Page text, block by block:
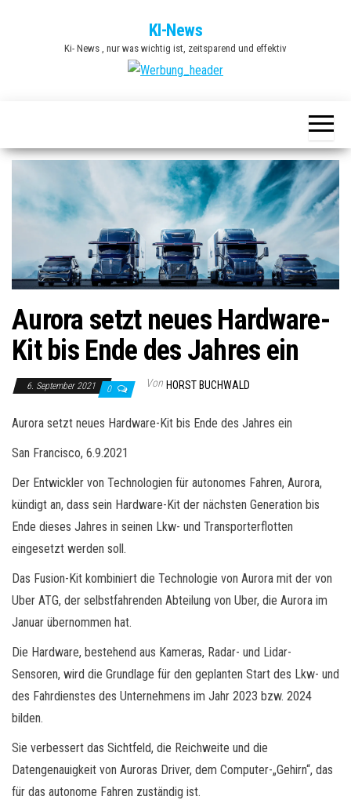
KI-News
Ki- News , nur was wichtig ist, zeitsparend und effektiv
Aurora setzt neues Hardware-
Kit bis Ende des Jahres ein
6. September 2021 0 Von HORST BUCHWALD
Aurora setzt neues Hardware-Kit bis Ende des Jahres ein
San Francisco, 6.9.2021
Der Entwickler von Technologien für autonomes Fahren, Aurora,
kündigt an, dass sein Hardware-Kit der nächsten Generation bis
Ende dieses Jahres in seinen Lkw- und Transporterflotten
eingesetzt werden soll.
Das Fusion-Kit kombiniert die Technologie von Aurora mit der von
Uber ATG, der selbstfahrenden Abteilung von Uber, die Aurora im
Januar übernommen hat.
Die Hardware, bestehend aus Kameras, Radar- und Lidar-
Sensoren, wird die Grundlage für den geplanten Start des Lkw- und
des Fahrdienstes des Unternehmens im Jahr 2023 bzw. 2024
bilden.
Sie verbessert das Sichtfeld, die Reichweite und die
Datengenauigkeit von Auroras Driver, dem Computer-„Gehirn“, das
für das autonome Fahren zuständig ist.